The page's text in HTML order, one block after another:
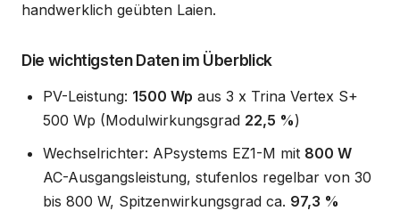
handwerklich geübten Laien.
Die wichtigsten Daten im Überblick
PV-Leistung: 1500 Wp aus 3 x Trina Vertex S+
500 Wp (Modulwirkungsgrad 22,5 %)
Wechselrichter: APsystems EZ1-M mit 800 W
AC-Ausgangsleistung, stufenlos regelbar von 30
bis 800 W, Spitzenwirkungsgrad ca. 97,3 %